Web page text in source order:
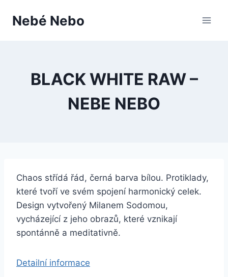
Nebé Nebo
BLACK WHITE RAW –
NEBE NEBO
Chaos střídá řád, černá barva bílou. Protiklady,
které tvoří ve svém spojení harmonický celek.
Design vytvořený Milanem Sodomou,
vycházející z jeho obrazů, které vznikají
spontánně a meditativně.
Detailní informace